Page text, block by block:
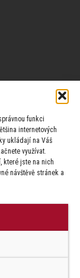
funkci
internetových
ukládají na Váš
využívat.
které jste na nich
návštěvě stránek a